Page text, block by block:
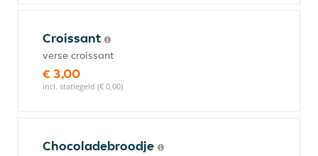
Croissant
verse croissant
€ 3,00
incl. statiegeld (€ 0,00)
Chocoladebroodje